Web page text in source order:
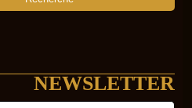
NEWSLETTER